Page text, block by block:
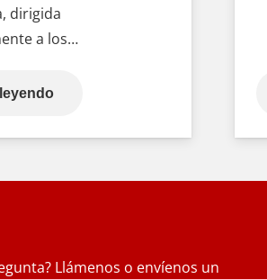
dirigida
a los…
Llámenos o envíenos un